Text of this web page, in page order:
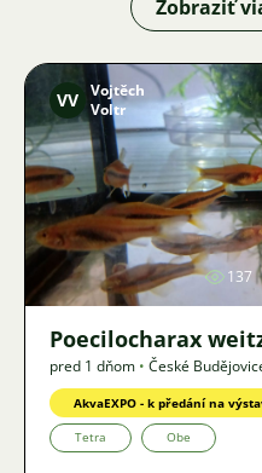
Zobraziť
VV Vojtěch
Voltr
137
Poecilocharax
pred 1 dňom • České
AkvaEXPO - k předání na
Tetra Obe